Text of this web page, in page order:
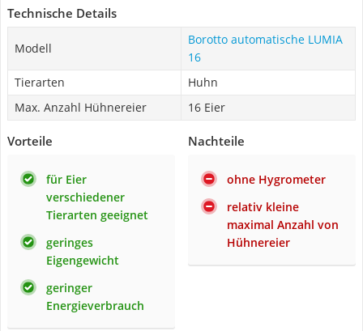
Technische Details
Modell
Borotto automatische LUMIA
16
Tierarten
Huhn
Max. Anzahl Hühnereier
16 Eier
Vorteile
für Eier
verschiedener
Tierarten geeignet
geringes
Eigengewicht
geringer
Energieverbrauch
Nachteile
ohne Hygrometer
relativ kleine
maximal Anzahl von
Hühnereier